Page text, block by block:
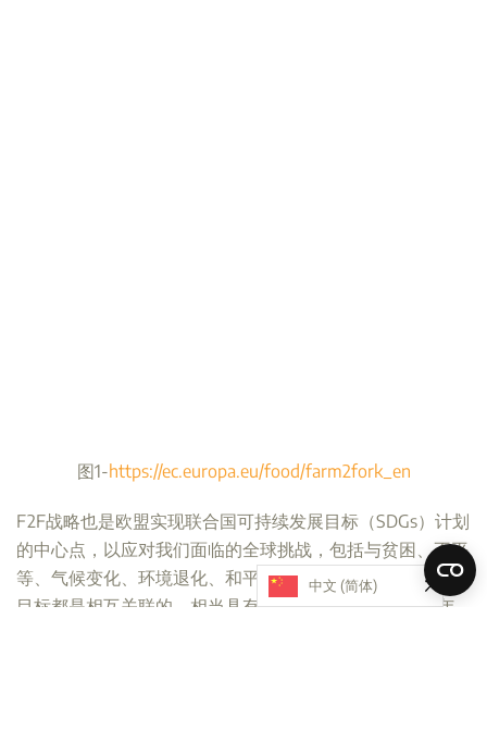
图1-https://ec.europa.eu/food/farm2fork_en
F2F战略也是欧盟实现联合国可持续发展目标（SDGs）计划
的中心点，以应对我们面临的全球挑战，包括与贫困、不平
等、气候变化、环境退化、和平和正义有关的挑战。这17个
目标都是相互关联的，相当具有挑战性的目标是到2030年
中文 (简体)